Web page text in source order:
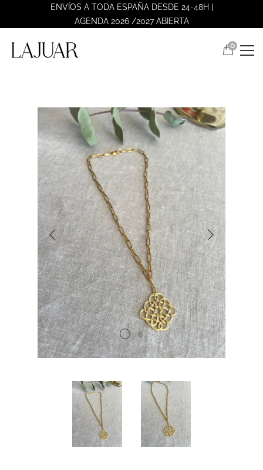
ENVÍOS A TODA ESPAÑA DESDE 24-48H |
AGENDA 2026 /2027 ABIERTA
0